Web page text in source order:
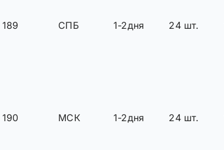
189 СПБ 1-2дня 24 шт.
190 МСК 1-2дня 24 шт.